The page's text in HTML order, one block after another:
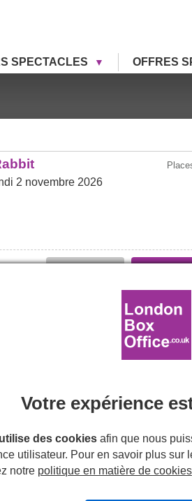
SPECTACLES OFFRES
2 novembre 2026
Places
3 octobre 2027
Plus d'infos
Votre expérience
des cookies afin que nous
utilisateur. Pour en savoir plus sur
notre politique en matière de cookies